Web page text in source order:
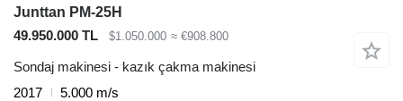
Junttan PM-25H
49.950.000 TL
$1.050.000 ≈ €908.800
Sondaj makinesi - kazık çakma makinesi
2017
5.000 m/s